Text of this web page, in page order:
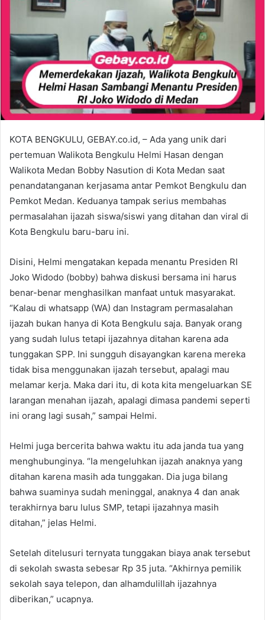
KOTA BENGKULU, GEBAY.co.id, – Ada yang unik dari
pertemuan Walikota Bengkulu Helmi Hasan dengan
Walikota Medan Bobby Nasution di Kota Medan saat
penandatanganan kerjasama antar Pemkot Bengkulu dan
Pemkot Medan. Keduanya tampak serius membahas
permasalahan ijazah siswa/siswi yang ditahan dan viral di
Kota Bengkulu baru-baru ini.
Disini, Helmi mengatakan kepada menantu Presiden RI
Joko Widodo (bobby) bahwa diskusi bersama ini harus
benar-benar menghasilkan manfaat untuk masyarakat.
“Kalau di whatsapp (WA) dan Instagram permasalahan
ijazah bukan hanya di Kota Bengkulu saja. Banyak orang
yang sudah lulus tetapi ijazahnya ditahan karena ada
tunggakan SPP. Ini sungguh disayangkan karena mereka
tidak bisa menggunakan ijazah tersebut, apalagi mau
melamar kerja. Maka dari itu, di kota kita mengeluarkan SE
larangan menahan ijazah, apalagi dimasa pandemi seperti
ini orang lagi susah,” sampai Helmi.
Helmi juga bercerita bahwa waktu itu ada janda tua yang
menghubunginya. “Ia mengeluhkan ijazah anaknya yang
ditahan karena masih ada tunggakan. Dia juga bilang
bahwa suaminya sudah meninggal, anaknya 4 dan anak
terakhirnya baru lulus SMP, tetapi ijazahnya masih
ditahan,” jelas Helmi.
Setelah ditelusuri ternyata tunggakan biaya anak tersebut
di sekolah swasta sebesar Rp 35 juta. “Akhirnya pemilik
sekolah saya telepon, dan alhamdulillah ijazahnya
diberikan,” ucapnya.